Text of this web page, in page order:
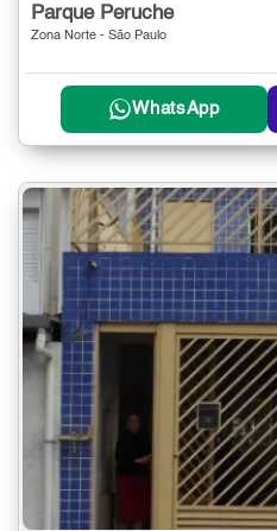
Parque Peruche
Zona Norte - São Paulo
WhatsApp